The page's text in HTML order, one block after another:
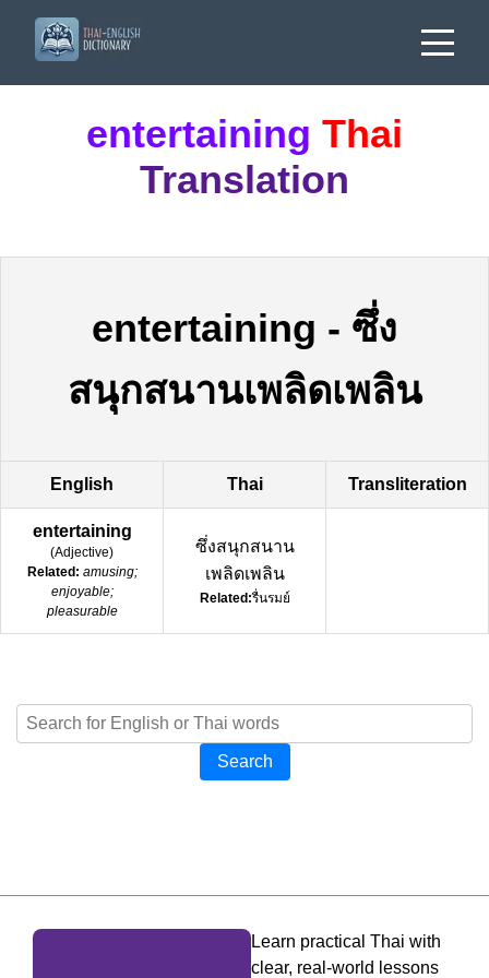
entertaining Thai
Translation
entertaining - ซึ่ง
สนุกสนานเพลิดเพลิน
English Thai Transliteration
entertaining
(Adjective)
Related: amusing;
enjoyable;
pleasurable
ซึ่งสนุกสนาน
เพลิดเพลิน
Related:รื่นรมย์
Search
Learn practical Thai with
clear, real-world lessons